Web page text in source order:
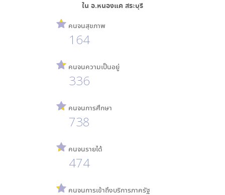
ใน อ.หนองแค สระบุรี
คนจนสุขภาพ
164
คนจนความเป็นอยู่
336
คนจนการศึกษา
738
คนจนรายได้
474
คนจนการเข้าถึงบริการภาครัฐ